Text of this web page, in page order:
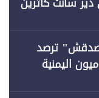
ترصد
اليمنية